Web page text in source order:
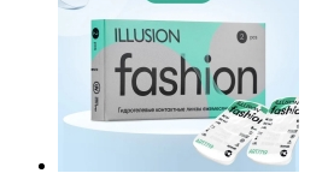
2шт на 1 месяц 1 750
Купить
Купить